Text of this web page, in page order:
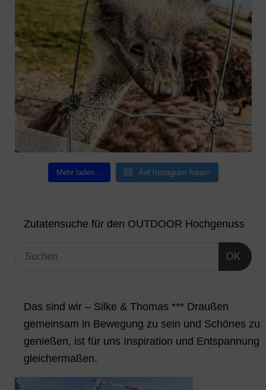
Mehr laden… Auf Instagram folgen
Zutatensuche für den OUTDOOR Hochgenuss
OK
Das sind wir – Silke & Thomas *** Draußen
gemeinsam in Bewegung zu sein und Schönes zu
genießen, ist für uns Inspiration und Entspannung
gleichermaßen.